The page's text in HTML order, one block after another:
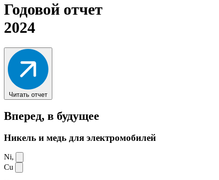
Годовой отчет
2024
Читать отчет
Вперед, в будущее
Никель и медь для электромобилей
Ni,
Cu